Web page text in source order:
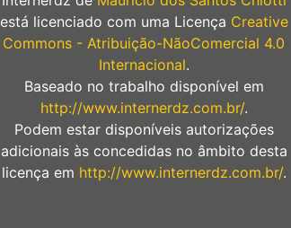
está licenciado com uma Licença Creative
Commons - Atribuição-NãoComercial 4.0
Internacional.
Baseado no trabalho disponível em
http://www.internerdz.com.br/.
Podem estar disponíveis autorizações
adicionais às concedidas no âmbito desta
licença em http://www.internerdz.com.br/.